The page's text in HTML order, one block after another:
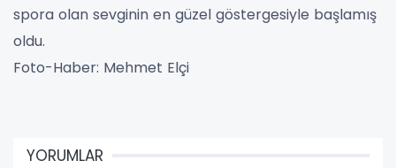
spora olan sevginin en güzel göstergesiyle başlamış
oldu.
Foto-Haber: Mehmet Elçi
YORUMLAR